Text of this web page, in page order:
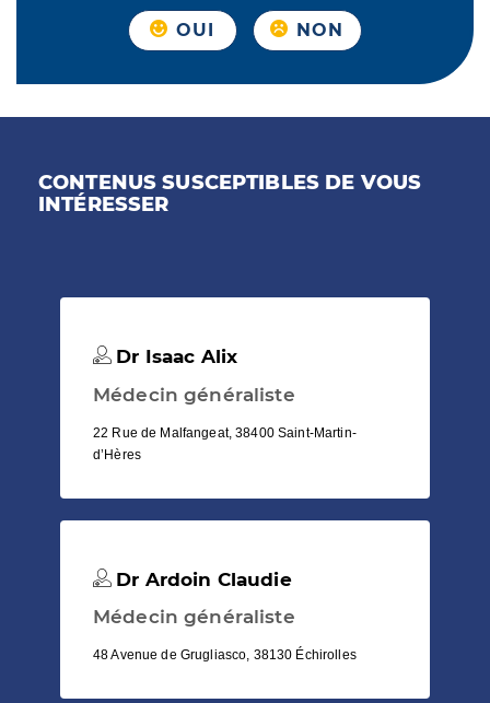
OUI NON
CONTENUS SUSCEPTIBLES DE VOUS
INTÉRESSER
Dr Isaac Alix
Médecin généraliste
22 Rue de Malfangeat, 38400 Saint-Martin-
d’Hères
Dr Ardoin Claudie
Médecin généraliste
48 Avenue de Grugliasco, 38130 Échirolles